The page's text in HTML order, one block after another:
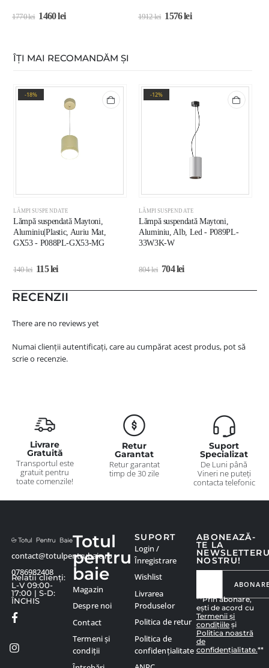
1770lei 1460lei 1912lei 1576lei
ÎȚI MAI RECOMANDĂM ȘI
-18%
LĂMPI SUSPENDATE
Lămpă suspendată Maytoni,
Aluminiu|Plastic, Auriu Mat,
GX53 - P088PL-GX53-MG
140lei 115lei
-12%
LĂMPI SUSPENDATE
Lămpă suspendată Maytoni,
Aluminiu, Alb, Led - P089PL-
33W3K-W
804lei 704lei
RECENZII
There are no reviews yet
Numai clienții autentificați, care au cumpărat acest produs, pot să
scrie o recenzie.
Livrare
Gratuită
Transportul este
gratuit pentru
toate comenzile!
Retur
Garantat
Retur garantat
timp de 30 zile
Suport
Specializat
De Luni până
Vineri ne puteți
contacta telefonic
contact@totulpentrubaie.ro
0786982408
Relatii clienți:
L-V 09:00-
17:00 | S-D:
ÎNCHIS
ABONEAZĂ-
TE LA
NOSTRU!
**Prin abonare,
ești de acord cu
Termenii și
condițiile și
Politica noastră
de
confidențialitate.**
Totul
pentru
baie
Magazin
Despre noi
Contact
Termeni și
condiții
SUPORT
Login /
Înregistrare
Wishlist
Livrarea
Produselor
Politica de retur
Politica de
confidențialitate